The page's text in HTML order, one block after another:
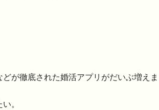
が徹底された婚活アプリがだいぶ増えま
。